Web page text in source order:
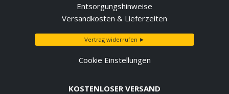
Entsorgungshinweise
Versandkosten & Lieferzeiten
Vertrag widerrufen ►
Cookie Einstellungen
KOSTENLOSER VERSAND